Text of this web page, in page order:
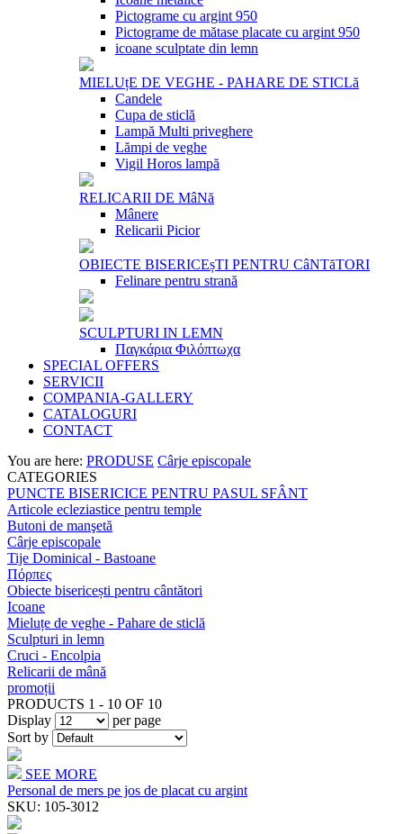
Pictograme cu argint 950
Pictograme de mătase placate cu argint 950
icoane sculptate din lemn
MIELUțE DE VEGHE - PAHARE DE STICLă
Candele
Cupa de sticlă
Lampă Multi priveghere
Lămpi de veghe
Vigil Horos lampă
RELICARII DE MâNă
Mânere
Relicarii Picior
OBIECTE BISERICEșTI PENTRU CâNTăTORI
Felinare pentru strană
SCULPTURI IN LEMN
Παγκάρια Φιλόπτωχα
SPECIAL OFFERS
SERVICII
COMPANIA-GALLERY
CATALOGURI
CONTACT
You are here: PRODUSE Cârje episcopale
CATEGORIES
PUNCTE BISERICICE PENTRU PASUL SFÂNT
Articole ecleziastice pentru temple
Butoni de manşetă
Cârje episcopale
Tije Dominical - Bastoane
Πόρπες
Obiecte bisericești pentru cântători
Icoane
Mieluțe de veghe - Pahare de sticlă
Sculpturi in lemn
Cruci - Encolpia
Relicarii de mână
promoții
PRODUCTS 1 - 10 OF 10
Display
per page
Sort by
SEE MORE
Personal de mers pe jos de placat cu argint
SKU: 105-3012